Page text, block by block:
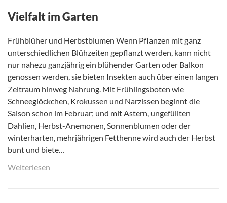
Vielfalt im Garten
Frühblüher und Herbstblumen Wenn Pflanzen mit ganz
unterschiedlichen Blühzeiten gepflanzt werden, kann nicht
nur nahezu ganzjährig ein blühender Garten oder Balkon
genossen werden, sie bieten Insekten auch über einen langen
Zeitraum hinweg Nahrung. Mit Frühlingsboten wie
Schneeglöckchen, Krokussen und Narzissen beginnt die
Saison schon im Februar; und mit Astern, ungefüllten
Dahlien, Herbst-Anemonen, Sonnenblumen oder der
winterharten, mehrjährigen Fetthenne wird auch der Herbst
bunt und biete…
Weiterlesen